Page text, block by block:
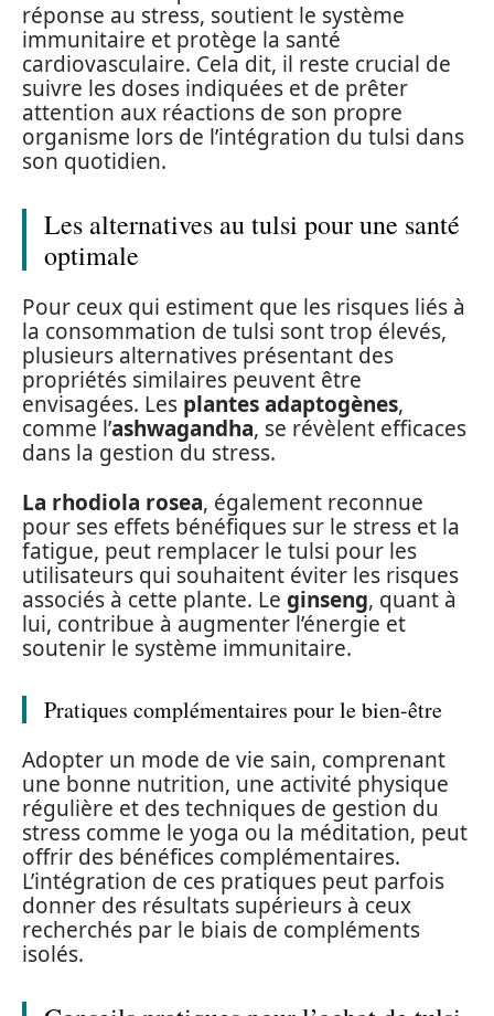
réponse au stress, soutient le système
immunitaire et protège la santé
cardiovasculaire. Cela dit, il reste crucial de
suivre les doses indiquées et de prêter
attention aux réactions de son propre
organisme lors de l’intégration du tulsi dans
son quotidien.
Les alternatives au tulsi pour une santé
optimale
Pour ceux qui estiment que les risques liés à
la consommation de tulsi sont trop élevés,
plusieurs alternatives présentant des
propriétés similaires peuvent être
envisagées. Les plantes adaptogènes,
comme l’ashwagandha, se révèlent efficaces
dans la gestion du stress.
La rhodiola rosea, également reconnue
pour ses effets bénéfiques sur le stress et la
fatigue, peut remplacer le tulsi pour les
utilisateurs qui souhaitent éviter les risques
associés à cette plante. Le ginseng, quant à
lui, contribue à augmenter l’énergie et
soutenir le système immunitaire.
Pratiques complémentaires pour le bien-être
Adopter un mode de vie sain, comprenant
une bonne nutrition, une activité physique
régulière et des techniques de gestion du
stress comme le yoga ou la méditation, peut
offrir des bénéfices complémentaires.
L’intégration de ces pratiques peut parfois
donner des résultats supérieurs à ceux
recherchés par le biais de compléments
isolés.